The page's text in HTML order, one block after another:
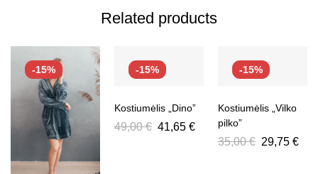
Related products
-15% -15%
Kostiumėlis „Dino”
49,00€ 41,65 €
-15%
Kostiumėlis „Vilko
pilko”
35,00€ 29,75 €